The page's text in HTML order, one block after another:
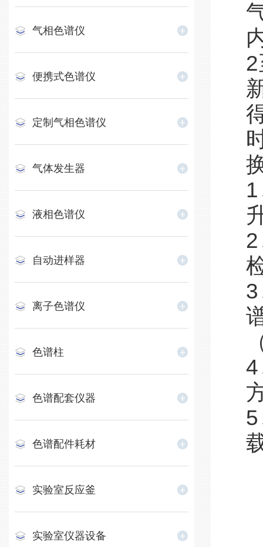
气相色谱仪
便携式色谱仪
定制气相色谱仪
气体发生器
液相色谱仪
自动进样器
离子色谱仪
色谱柱
色谱配套仪器
色谱配件耗材
实验室反应釜
实验室仪器设备